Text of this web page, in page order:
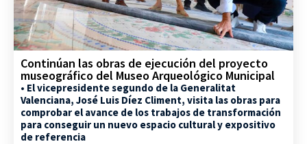
Continúan las obras de ejecución del proyecto
museográfico del Museo Arqueológico Municipal
• El vicepresidente segundo de la Generalitat
Valenciana, José Luis Díez Climent, visita las obras para
comprobar el avance de los trabajos de transformación
para conseguir un nuevo espacio cultural y expositivo
de referencia